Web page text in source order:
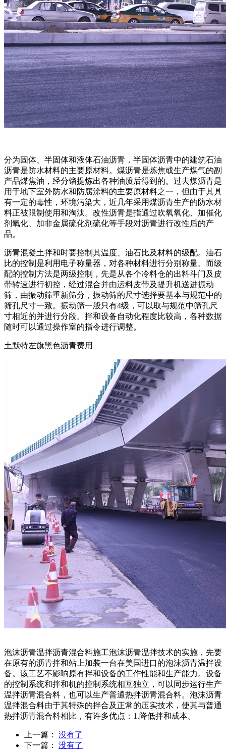
分为固体、半固体和液体石油沥青，半固体沥青中的建筑石油
沥青是防水材料的主要原材料。煤沥青是炼焦或生产煤气的副
产品煤焦油，经分馏提炼出各种油质后得到的。过去煤沥青是
用于地下室外防水和防腐涂料的主要原材料之一，但由于其具
有一定的毒性，环境污染大，近几年采用煤沥青生产的防水材
料正被限制使用和淘汰。改性沥青是指通过吹氧氧化、加催化
剂氧化、加非金属硫化剂硫化等手段对沥青进行改性后的产
品。
沥青混凝土拌和时要控制其温度、油石比及材料的级配。油石
比的控制是利用电子称量器，对各种材料进行分别称量。而级
配的控制方法是两级控制，先是从各个冷料仓的出料斗门及皮
带转速进行初控，经过混合并由运料皮带及提升机送进振动
筛，由振动筛重新筛分，振动筛的尺寸选择要基本与规范中的
筛孔尺寸一致。振动筛一般只有4级，可以取与规范中筛孔尺
寸相近的并进行分段。拌和设备自动化程度比较高，各种数据
随时可以通过操作室的指令进行调整。
土默特左旗黑色沥青费用
泡沫沥青温拌沥青混合料施工泡沫沥青温拌技术的实施，先要
在原有的沥青拌和站上加装一台在美国进口的泡沫沥青温拌设
备。该工艺不影响原有拌和设备的工作性能和生产能力。设备
的控制系统和拌和机的控制系统相互独立，可以同步运行生产
温拌沥青混合料，也可以生产普通热拌沥青混合料。泡沫沥青
温拌混合料由于其特殊的拌合及正常的压实技术，使其与普通
热拌沥青混合料相比，有许多优点：1.降低拌和成本。
上一篇：
没有了
下一篇：
没有了